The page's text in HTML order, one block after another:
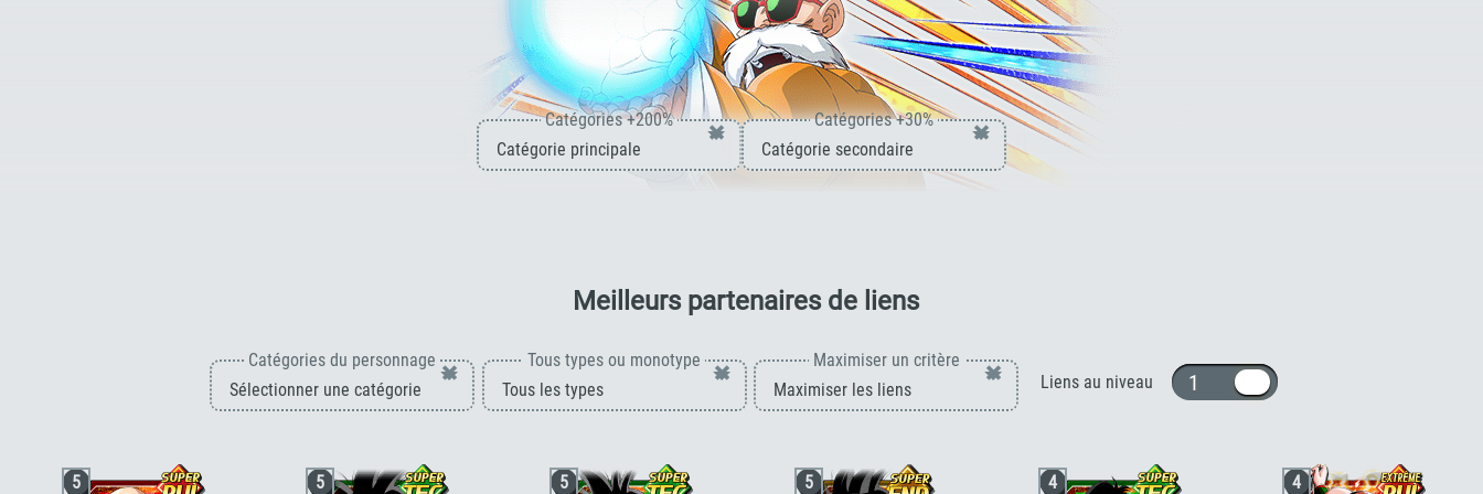
Catégories +200% × Catégories +30% ×
Meilleurs partenaires de lienspour Kamesennin [PUI]
Catégories du personnage × Tous types ou monotype × Maximiser un critère × Liens au niveau 1 ou 10
5 5 5 5 4 4